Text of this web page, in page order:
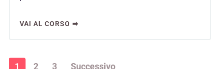
VAI AL CORSO ➡
1 2 3 Successivo